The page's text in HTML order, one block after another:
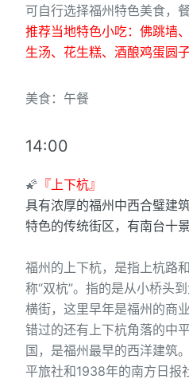
可自行选择福州特色美食，
推荐当地特色小吃：佛跳墙
生汤、花生糕、酒酿鸡蛋圆
美食：午餐
14:00
🌠 『上下杭』
具有浓厚的福州中西合璧建
特色的传统街区，有南台十
福州的上下杭，是指上杭路
称“双杭”。指的是从小桥头
横街，这里早年是福州的商
错过的还有上下杭角落的中
国，是福州最早的西洋建筑
平旅社和1938年的南方日报